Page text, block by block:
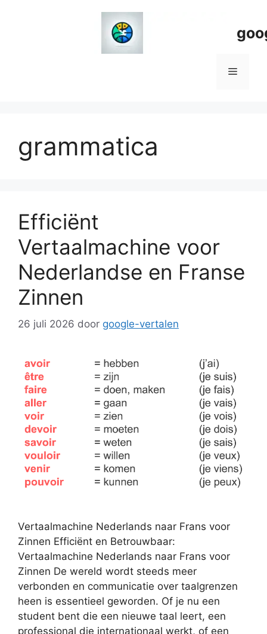
Menu
grammatica
Efficiënt
Vertaalmachine voor
Nederlandse en Franse
Zinnen
26 juli 2026 door google-vertalen
Vertaalmachine Nederlands naar Frans voor
Zinnen Efficiënt en Betrouwbaar:
Vertaalmachine Nederlands naar Frans voor
Zinnen De wereld wordt steeds meer
verbonden en communicatie over taalgrenzen
heen is essentieel geworden. Of je nu een
student bent die een nieuwe taal leert, een
professional die internationaal werkt, of een